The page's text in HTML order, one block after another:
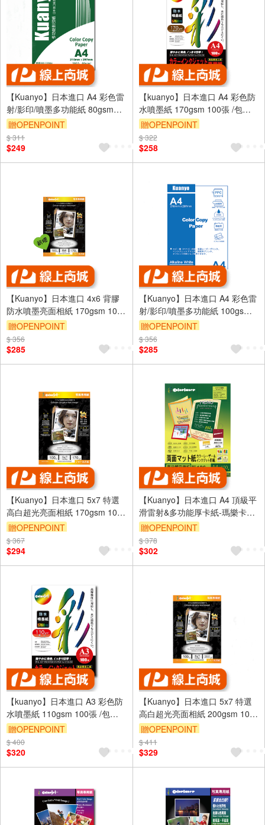
【Kuanyo】日本進口 A4 彩色雷
射/影印/噴墨多功能紙 80gsm
500張 /包 AS80
贈OPENPOINT
$ 311
$249
【kuanyo】日本進口 A4 彩色防
水噴墨紙 170gsm 100張 /包
BS170
贈OPENPOINT
$ 322
$258
【Kuanyo】日本進口 4x6 背膠
防水噴墨亮面相紙 170gsm 100
張 /包 GBT170
贈OPENPOINT
$ 356
$285
【Kuanyo】日本進口 A4 彩色雷
射/影印/噴墨多功能紙 100gsm
500張 /包 ASB100
贈OPENPOINT
$ 356
$285
【Kuanyo】日本進口 5x7 特選
高白超光亮面相紙 170gsm 100
張 /包 GB170
贈OPENPOINT
$ 367
$294
【Kuanyo】日本進口 A4 頂級平
滑雷射&多功能厚卡紙-瑪樂卡
186gsm 100張 /包 MA186
贈OPENPOINT
$ 378
$302
【kuanyo】日本進口 A3 彩色防
水噴墨紙 110gsm 100張 /包
BS110
贈OPENPOINT
$ 400
$320
【Kuanyo】日本進口 5x7 特選
高白超光亮面相紙 200gsm 100
張 /包 GB200
贈OPENPOINT
$ 411
$329